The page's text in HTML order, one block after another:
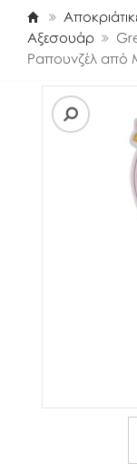
Αξεσουάρ
Ραπουνζέλ από